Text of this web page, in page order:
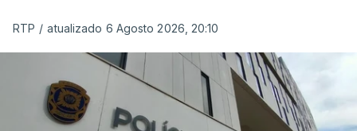
RTP / atualizado 6 Agosto 2026, 20:10